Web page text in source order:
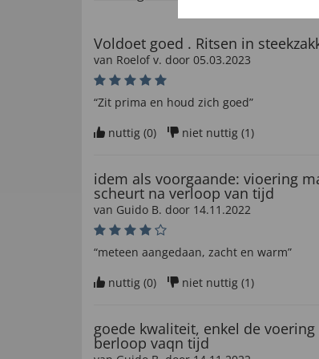
Voldoet goed . Ritsen in
van Roelof v. door 05.03.2023
“Zit prima en houd zich goed”
nuttig (0) niet nuttig (1)
idem als voorgaande: vioering
scheurt na verloop van tijd
van Guido B. door 14.11.2022
“meteen aangedaan, zacht en warm”
nuttig (0) niet nuttig (1)
goede kwaliteit, enkel de
berloop vaqn tijd